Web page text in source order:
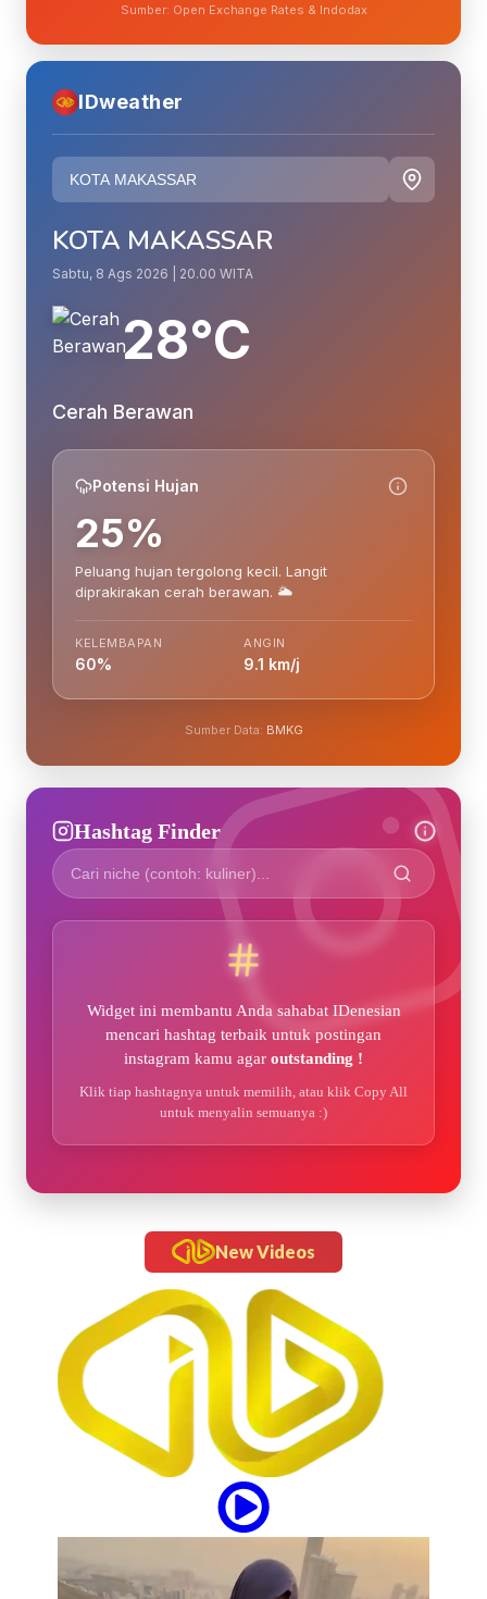
Sumber: Open Exchange Rates & Indodax
IDweather
KOTA MAKASSAR
Sabtu, 8 Ags 2026 | 20.00 WITA
28°C
Cerah Berawan
Potensi Hujan
25%
Peluang hujan tergolong kecil. Langit
diprakirakan cerah berawan. 🌥️
KELEMBAPAN
60%
ANGIN
9.1 km/j
Sumber Data: BMKG
Hashtag Finder
Widget ini membantu Anda sahabat IDenesian
mencari hashtag terbaik untuk postingan
instagram kamu agar outstanding !
Klik tiap hashtagnya untuk memilih, atau klik Copy All
untuk menyalin semuanya :)
New Videos